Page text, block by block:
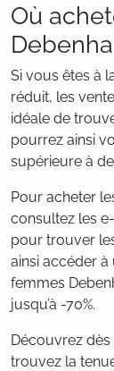
Où
Si vous êtes à
réduit, les
idéale de
pourrez ainsi
supérieure à
Pour acheter
consultez les
pour trouver
ainsi accéder
femmes
jusqu’à -70%.
Découvrez
trouvez la